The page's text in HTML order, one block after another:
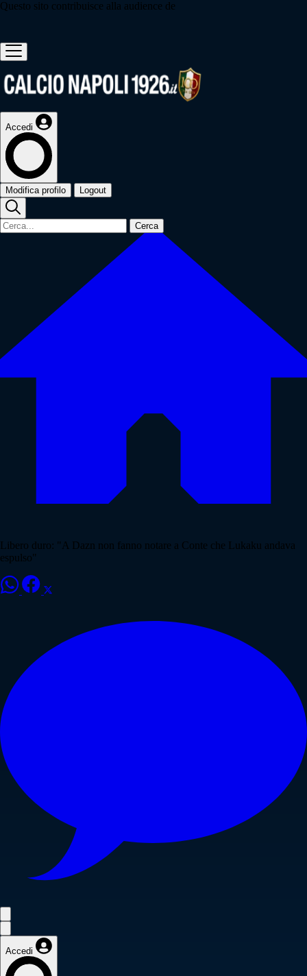
Questo sito contribuisce alla audience de
Accedi
Modifica profilo Logout
Cerca
Libero duro: "A Dazn non fanno notare a Conte che Lukaku andava
espulso"
Accedi